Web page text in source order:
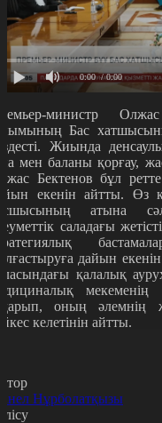
0:00 / 0:00
министр
Бас
Жиында
мен баланы қорғау,
Бектенов бұл ретте
екенін айтты. Өз
атына
саладағы
дайын
қалалық
мекеменің
оның әлемнің
келетінін айтты.
Нұрболатқызы